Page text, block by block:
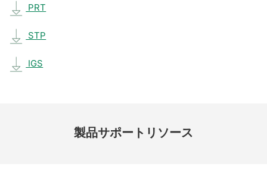
PRT
STP
IGS
製品サポート リソース